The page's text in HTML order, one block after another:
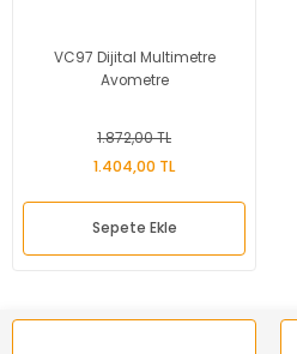
VC97 Dijital Multimetre
Avometre
1.872,00 TL
1.404,00 TL
Sepete Ekle